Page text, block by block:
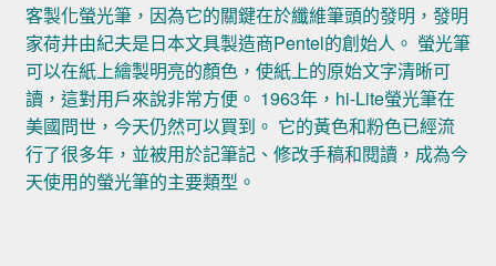
客製化螢光筆，因為它的關鍵在於纖維筆頭的發明，發明
家荷井由紀夫是日本文具製造商Pentel的創始人。 螢光筆
可以在紙上繪製明亮的顏色，使紙上的原始文字清晰可
讀，這對用戶來說非常方便。 1963年，hi-Lite螢光筆在
美國問世，今天仍然可以買到。 它的黃色和粉色已經流
行了很多年，並被用於記筆記、修改手稿和閱讀，成為今
天使用的螢光筆的主要類型。